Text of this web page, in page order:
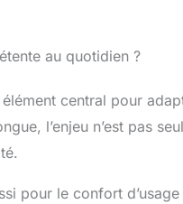
au quotidien ?
central pour
l’enjeu n’est pas
pour le confort